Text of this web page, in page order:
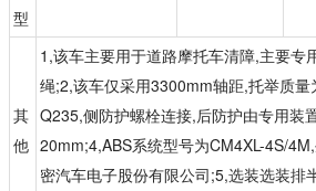
型
其
他
1,该车主要用于道路摩托车清障,主要专
绳;2,该车仅采用3300mm轴距,托举质
Q235,侧防护螺栓连接,后防护由专用装
20mm;4,ABS系统型号为CM4XL-4S/
密汽车电子股份有限公司;5,选装选装排